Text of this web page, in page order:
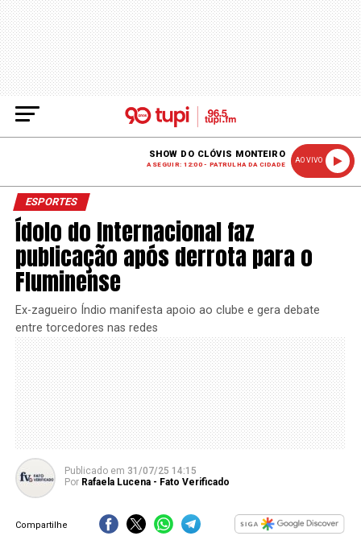
SHOW DO CLÓVIS MONTEIRO
A SEGUIR: 12:00 - PATRULHA DA CIDADE
AO VIVO
ESPORTES
Ídolo do Internacional faz
publicação após derrota para o
Fluminense
Ex-zagueiro Índio manifesta apoio ao clube e gera debate
entre torcedores nas redes
Publicado em 31/07/25 14:15
Por Rafaela Lucena - Fato Verificado
Compartilhe